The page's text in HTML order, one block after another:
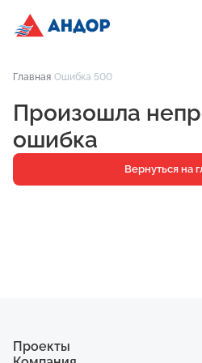
Проекты
Квартиры
Паркинг
Кладовые
Главная Ошибка 500
Произошла
ошибка
Вернуться на
Проекты